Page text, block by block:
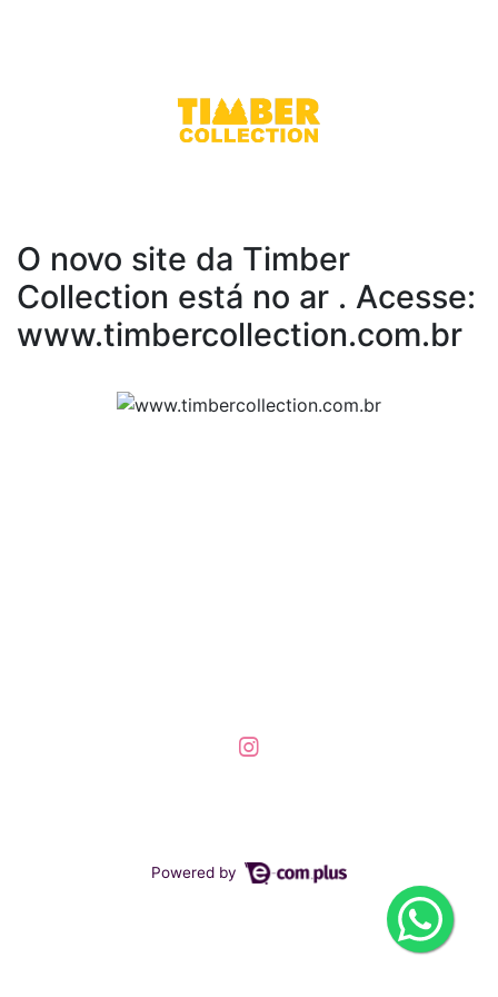
O novo site da Timber
Collection está no ar . Acesse:
www.timbercollection.com.br
Powered by